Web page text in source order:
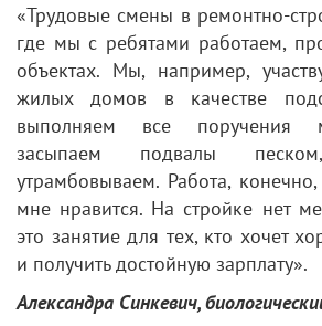
«Трудовые смены в ремонтно-
где мы с ребятами работаем,
объектах. Мы, например,
жилых домов в качестве
выполняем все поручения
засыпаем подвалы
утрамбовываем. Работа,
мне нравится. На стройке нет
это занятие для тех, кто хочет
и получить достойную зарплату».
Александра Синкевич,